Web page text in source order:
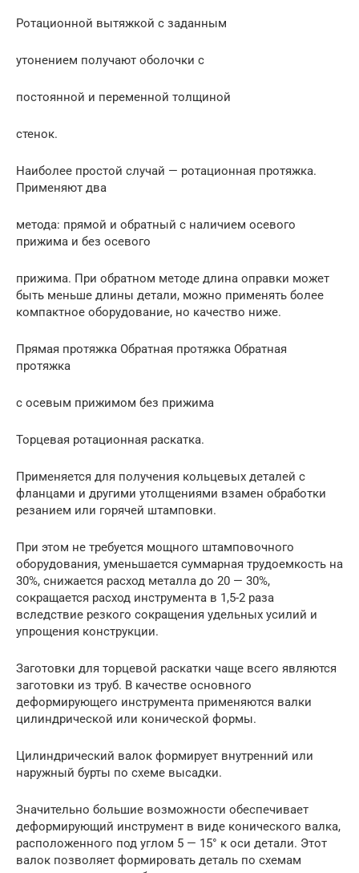
Ротационной вытяжкой с заданным
утонением получают оболочки с
постоянной и переменной толщиной
стенок.
Наиболее простой случай — ротационная протяжка.
Применяют два
метода: прямой и обратный с наличием осевого
прижима и без осевого
прижима. При обратном методе длина оправки может
быть меньше длины детали, можно применять более
компактное оборудование, но качество ниже.
Прямая протяжка Обратная протяжка Обратная
протяжка
с осевым прижимом без прижима
Торцевая ротационная раскатка.
Применяется для получения кольцевых деталей с
фланцами и другими утолщениями взамен обработки
резанием или горячей штамповки.
При этом не требуется мощного штамповочного
оборудования, уменьшается суммарная трудоемкость на
30%, снижается расход металла до 20 — 30%,
сокращается расход инструмента в 1,5-2 раза
вследствие резкого сокращения удельных усилий и
упрощения конструкции.
Заготовки для торцевой раскатки чаще всего являются
заготовки из труб. В качестве основного
деформирующего инструмента применяются валки
цилиндрической или конической формы.
Цилиндрический валок формирует внутренний или
наружный бурты по схеме высадки.
Значительно большие возможности обеспечивает
деформирующий инструмент в виде конического валка,
расположенного под углом 5 — 15° к оси детали. Этот
валок позволяет формировать деталь по схемам